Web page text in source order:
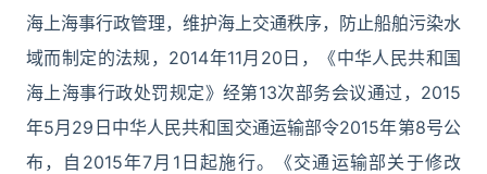
海上海事行政管理，维护海上交通秩序，防止船舶污染水
域而制定的法规，2014年11月20日，《中华人民共和国
海上海事行政处罚规定》经第13次部务会议通过，2015
年5月29日中华人民共和国交通运输部令2015年第8号公
布，自2015年7月1日起施行。《交通运输部关于修改